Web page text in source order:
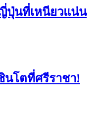
ปุ่นที่เหนียวแน่น
นโตที่ศรีราชา!